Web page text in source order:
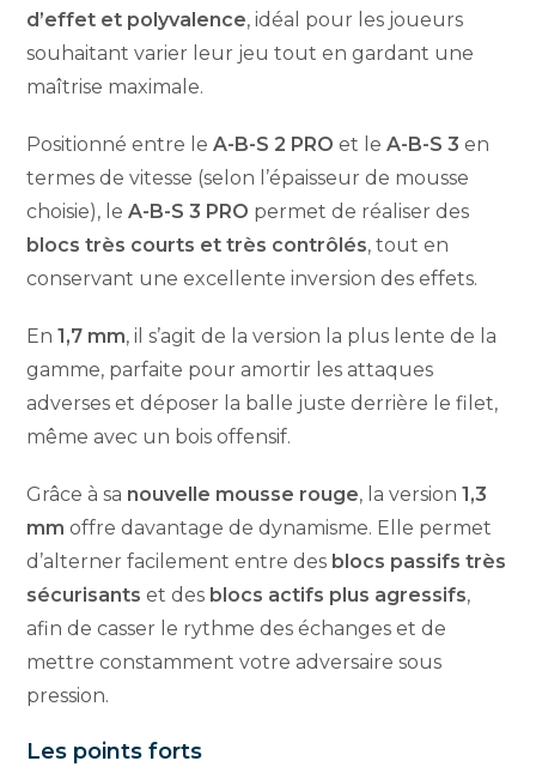
d’effet et polyvalence, idéal pour les joueurs
souhaitant varier leur jeu tout en gardant une
maîtrise maximale.
Positionné entre leA-B-S 2 PRO et leA-B-S 3 en
termes de vitesse (selon l’épaisseur de mousse
choisie), leA-B-S 3 PRO permet de réaliser des
blocs très courts et très contrôlés, tout en
conservant une excellente inversion des effets.
En1,7 mm, il s’agit de la version la plus lente de la
gamme, parfaite pour amortir les attaques
adverses et déposer la balle juste derrière le filet,
même avec un bois offensif.
Grâce à sa nouvelle mousse rouge, la version1,3
mm offre davantage de dynamisme. Elle permet
d’alterner facilement entre des blocs passifs très
sécurisants et des blocs actifs plus agressifs,
afin de casser le rythme des échanges et de
mettre constamment votre adversaire sous
pression.
Les points forts